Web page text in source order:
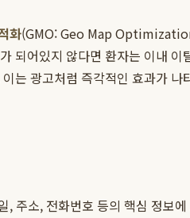
화(GMO: Geo Map
어있지 않다면 환자는 이내
는 광고처럼 즉각적인 효과가
주소, 전화번호 등의 핵심 정보